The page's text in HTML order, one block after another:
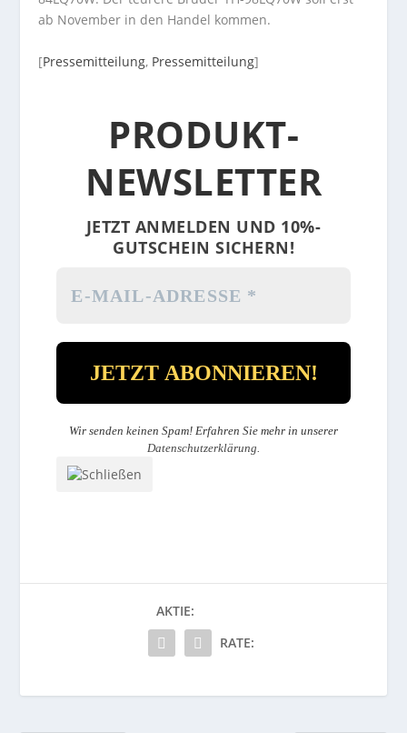
ab November in den Handel kommen.
[Pressemitteilung, Pressemitteilung]
PRODUKT-
NEWSLETTER
JETZT ANMELDEN UND 10%-
GUTSCHEIN SICHERN!
Wir senden keinen Spam! Erfahren Sie mehr in unserer
Datenschutzerklärung
AKTIE:
RATE: